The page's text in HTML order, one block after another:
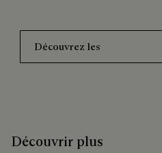
Découvrez les
Découvrir plus